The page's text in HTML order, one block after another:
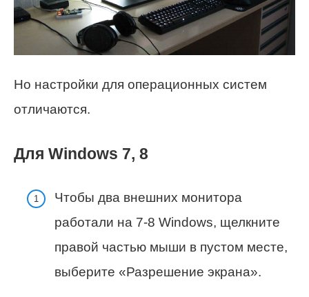
Но настройки для операционных систем
отличаются.
Для Windows 7, 8
Чтобы два внешних монитора
работали на 7-8 Windows, щелкните
правой частью мыши в пустом месте,
выберите «Разрешение экрана».